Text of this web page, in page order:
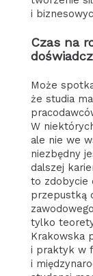
i
Czas na
Może
że studia
W
ale nie we
niezbędny
dalszej
to zdobycie
przepustką
tylko
Krakowska
i praktyk w
i